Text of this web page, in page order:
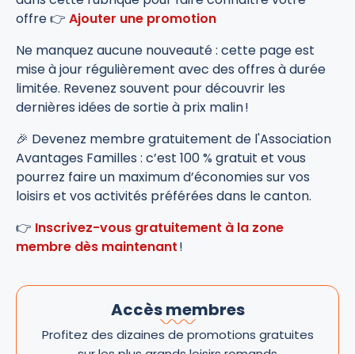
offre 👉 Ajouter une promotion
Ne manquez aucune nouveauté : cette page est
mise à jour régulièrement avec des offres à durée
limitée. Revenez souvent pour découvrir les
dernières idées de sortie à prix malin !
🎉 Devenez membre gratuitement de l'Association
Avantages Familles : c’est 100 % gratuit et vous
pourrez faire un maximum d’économies sur vos
loisirs et vos activités préférées dans le canton.
👉 Inscrivez-vous gratuitement à la zone
membre dès maintenant!
Accès membres
Profitez des dizaines de promotions gratuites